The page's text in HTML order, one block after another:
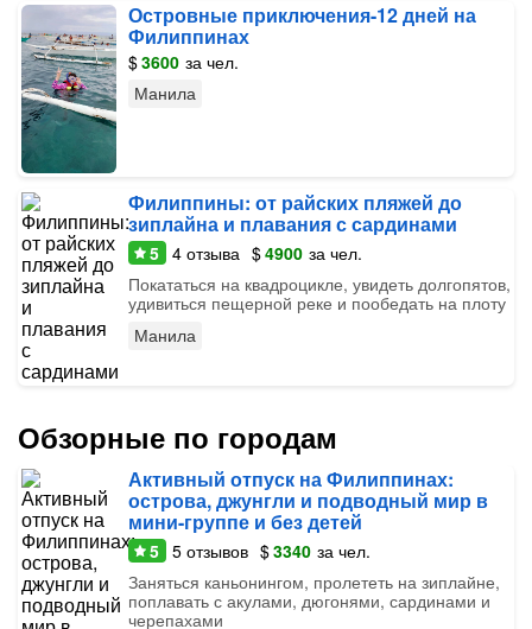
Островные приключения-12 дней на
Филиппинах
$3600 за чел.
Манила
Филиппины: от райских пляжей до
зиплайна и плавания с сардинами
5 4 отзыва $4900 за чел.
Покататься на квадроцикле, увидеть долгопятов,
удивиться пещерной реке и пообедать на плоту
Манила
Обзорные по городам
Активный отпуск на Филиппинах:
острова, джунгли и подводный мир в
мини-группе и без детей
5 5 отзывов $3340 за чел.
Заняться каньонингом, пролететь на зиплайне,
поплавать с акулами, дюгонями, сардинами и
черепахами